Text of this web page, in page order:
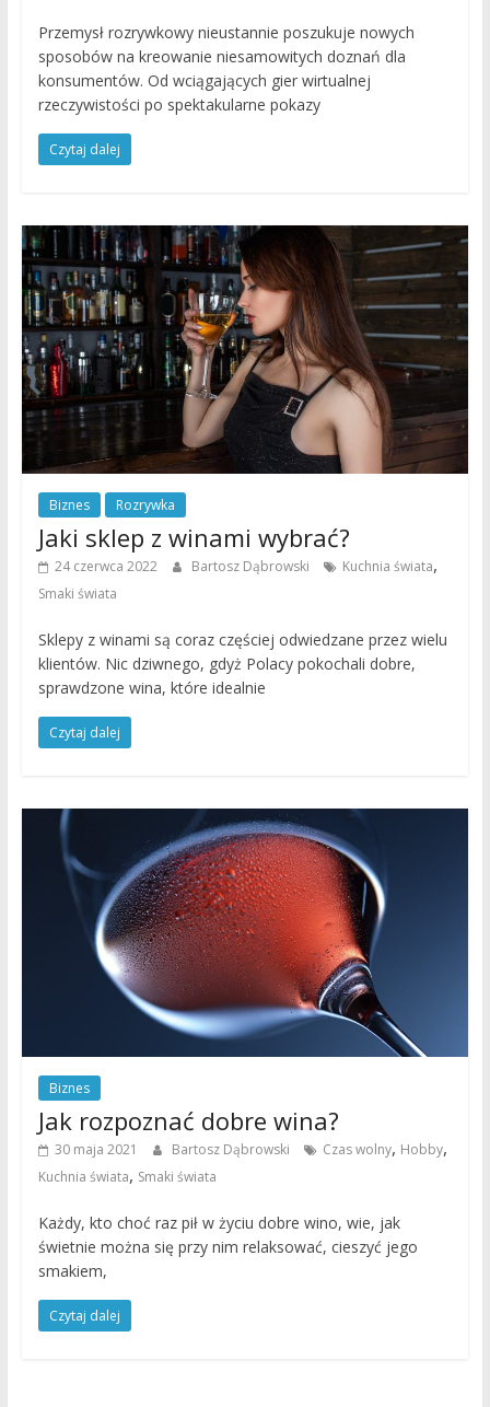
Przemysł rozrywkowy nieustannie poszukuje nowych
sposobów na kreowanie niesamowitych doznań dla
konsumentów. Od wciągających gier wirtualnej
rzeczywistości po spektakularne pokazy
Czytaj dalej
Biznes Rozrywka
Jaki sklep z winami wybrać?
24 czerwca 2022 Bartosz Dąbrowski Kuchnia świata,
Smaki świata
Sklepy z winami są coraz częściej odwiedzane przez wielu
klientów. Nic dziwnego, gdyż Polacy pokochali dobre,
sprawdzone wina, które idealnie
Czytaj dalej
Biznes
Jak rozpoznać dobre wina?
30 maja 2021 Bartosz Dąbrowski Czas wolny, Hobby,
Kuchnia świata, Smaki świata
Każdy, kto choć raz pił w życiu dobre wino, wie, jak
świetnie można się przy nim relaksować, cieszyć jego
smakiem,
Czytaj dalej